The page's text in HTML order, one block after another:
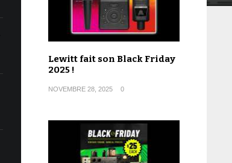
Lewitt fait son Black Friday
2025 !
NOVEMBRE 28, 2025 0